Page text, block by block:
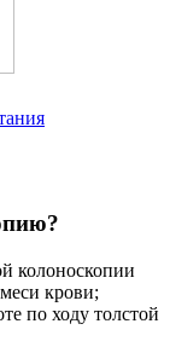
колоноскопии
крови;
по ходу толстой